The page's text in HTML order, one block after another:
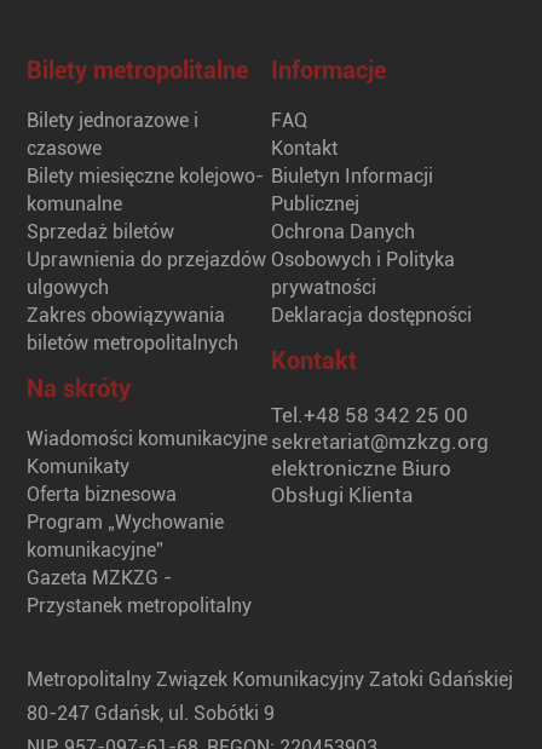
Bilety metropolitalne
Bilety jednorazowe i
czasowe
Bilety miesięczne kolejowo-
komunalne
Sprzedaż biletów
Uprawnienia do przejazdów
ulgowych
Zakres obowiązywania
biletów metropolitalnych
Na skróty
Wiadomości komunikacyjne
Komunikaty
Oferta biznesowa
Program „Wychowanie
komunikacyjne”
Gazeta MZKZG -
Przystanek metropolitalny
Informacje
FAQ
Kontakt
Biuletyn Informacji
Publicznej
Ochrona Danych
Osobowych i Polityka
prywatności
Deklaracja dostępności
Kontakt
Tel.+48 58 342 25 00
sekretariat@mzkzg.org
elektroniczne Biuro
Obsługi Klienta
Metropolitalny Związek Komunikacyjny Zatoki Gdańskiej
80-247 Gdańsk, ul. Sobótki 9